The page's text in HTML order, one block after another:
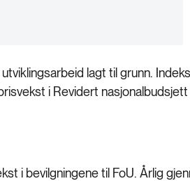
lagt til grunn.
i Revidert
i bevilgningene til FoU. Årlig